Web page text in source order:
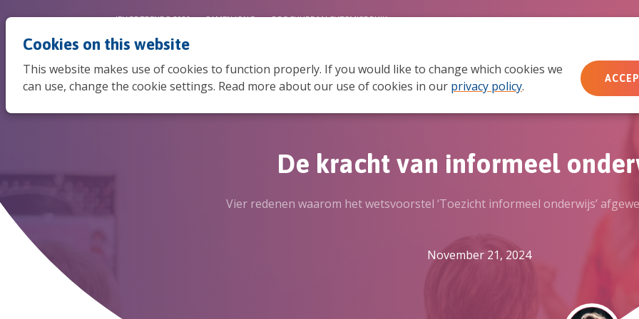
Cookies on this website
This website makes use of cookies to function properly. If you would like to change which cookies we
can use, change the cookie settings. Read more about our use of cookies in our privacy policy.
Wie wij zijn Wat we doen Doe mee
JEUGDTRENDS 2026 SAMEN JONG BROCHURE MACHTSMISBRUIK
De kracht van informeel
Vier redenen waarom het wetsvoorstel ‘Toezicht informeel onderwijs’
November 21, 2024